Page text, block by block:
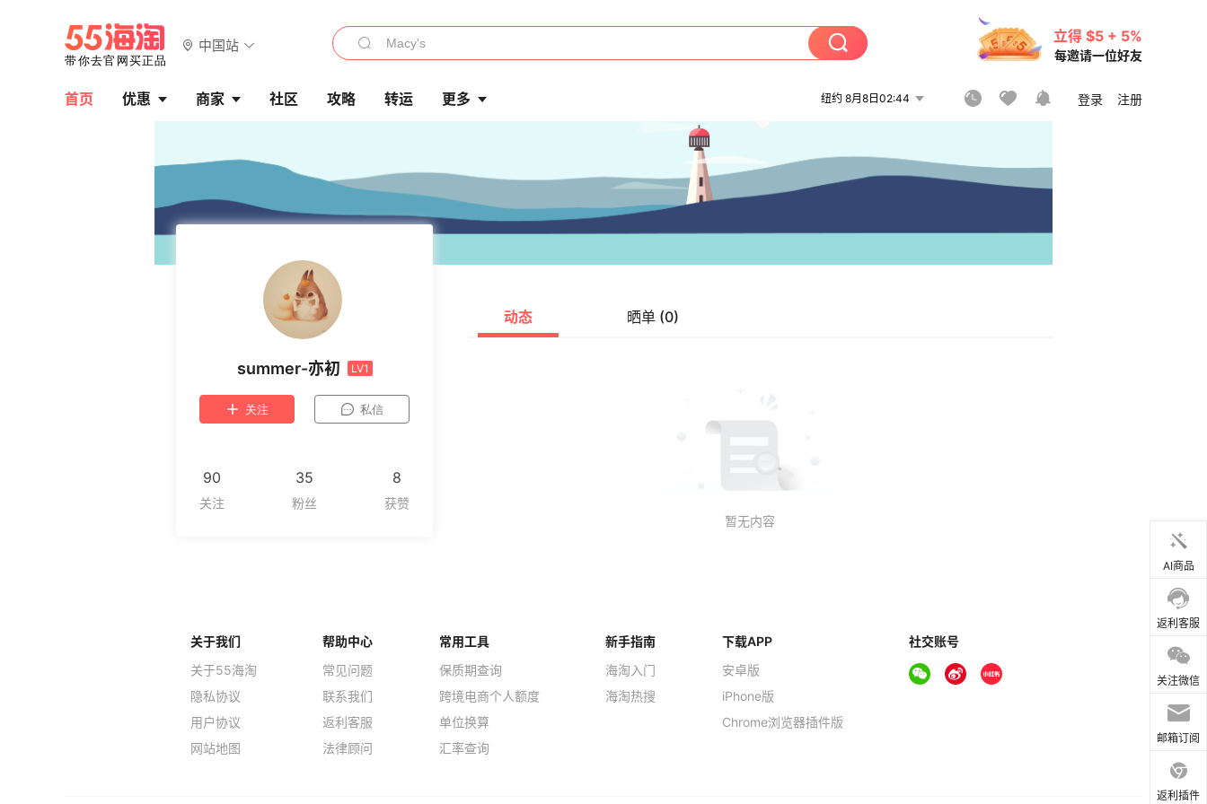
中国站
立得 $5 + 5%
每邀请一位好友
首页 优惠 商家 社区 攻略 转运 更多 纽约 8月8日02:44 登录 注册
summer-亦初 LV1
关注 私信
90 35 8
动态 晒单 (0)
AI商品
返利客服
关注微信
邮箱订阅
返利插件
关于我们
关于55海淘
隐私协议
用户协议
网站地图
帮助中心
常见问题
联系我们
返利客服
法律顾问
常用工具
保质期查询
跨境电商个人额度
单位换算
汇率查询
新手指南
海淘入门
海淘热搜
下载APP
安卓版
iPhone版
Chrome浏览器插件版
社交账号